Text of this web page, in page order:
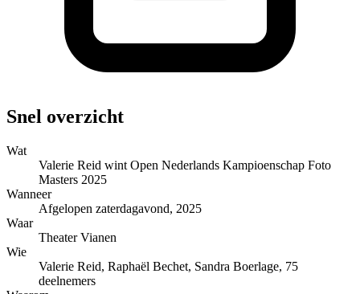
Snel overzicht
Wat
Valerie Reid wint Open Nederlands Kampioenschap Foto
Masters 2025
Wanneer
Afgelopen zaterdagavond, 2025
Waar
Theater Vianen
Wie
Valerie Reid, Raphaël Bechet, Sandra Boerlage, 75
deelnemers